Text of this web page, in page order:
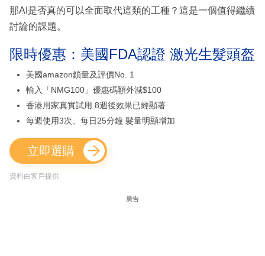
那AI是否真的可以全面取代這類的工種？這是一個值得繼續
討論的課題。
限時優惠：美國FDA認證 激光生髮頭盔
美國amazon鎖量及評價No. 1
輸入「NMG100」優惠碼額外減$100
香港用家真實試用 8週後效果已經顯著
每週使用3次、每日25分鐘 髮量明顯增加
立即選購
資料由客戶提供
廣告